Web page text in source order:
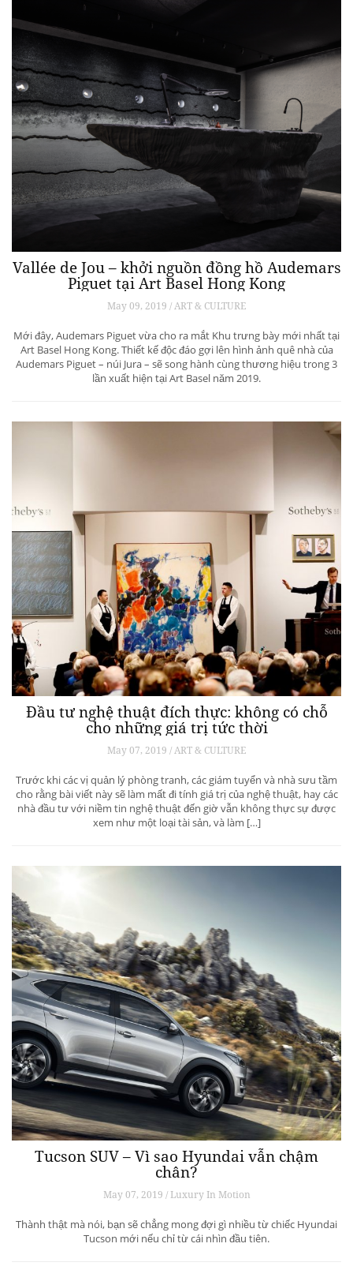
Vallée de Jou – khởi nguồn đồng hồ Audemars
Piguet tại Art Basel Hong Kong
May 09, 2019 / ART & CULTURE
Mới đây, Audemars Piguet vừa cho ra mắt Khu trưng bày mới nhất tại
Art Basel Hong Kong. Thiết kế độc đáo gợi lên hình ảnh quê nhà của
Audemars Piguet – núi Jura – sẽ song hành cùng thương hiệu trong 3
lần xuất hiện tại Art Basel năm 2019.
Đầu tư nghệ thuật đích thực: không có chỗ
cho những giá trị tức thời
May 07, 2019 / ART & CULTURE
Trước khi các vị quản lý phòng tranh, các giám tuyển và nhà sưu tầm
cho rằng bài viết này sẽ làm mất đi tính giá trị của nghệ thuật, hay các
nhà đầu tư với niềm tin nghệ thuật đến giờ vẫn không thực sự được
xem như một loại tài sản, và làm […]
Tucson SUV – Vì sao Hyundai vẫn chậm
chân?
May 07, 2019 / Luxury In Motion
Thành thật mà nói, bạn sẽ chẳng mong đợi gì nhiều từ chiếc Hyundai
Tucson mới nếu chỉ từ cái nhìn đầu tiên.